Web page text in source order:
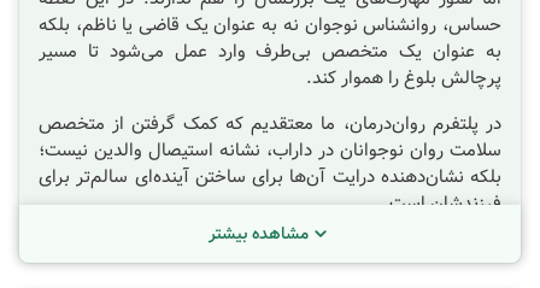
حساس، روانشناس نوجوان نه به عنوان یک قاضی یا ناظم، بلکه
به عنوان یک متخصص بی‌طرف وارد عمل می‌شود تا مسیر
پرچالش بلوغ را هموار کند.
در پلتفرم روان‌درمان، ما معتقدیم که کمک گرفتن از متخصص
سلامت روان نوجوانان در داراب، نشانه استیصال والدین نیست؛
بلکه نشان‌دهنده درایت آن‌ها برای ساختن آینده‌ای سالم‌تر برای
فرزندشان است.
روانشناس نوجوان دقیقاً چه
مشاهده بیشتر